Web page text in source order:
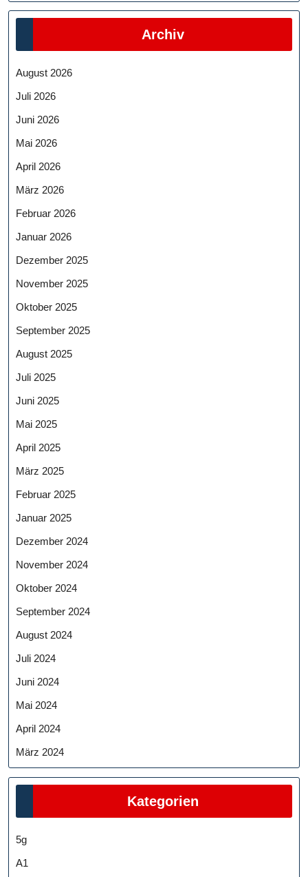
Archiv
August 2026
Juli 2026
Juni 2026
Mai 2026
April 2026
März 2026
Februar 2026
Januar 2026
Dezember 2025
November 2025
Oktober 2025
September 2025
August 2025
Juli 2025
Juni 2025
Mai 2025
April 2025
März 2025
Februar 2025
Januar 2025
Dezember 2024
November 2024
Oktober 2024
September 2024
August 2024
Juli 2024
Juni 2024
Mai 2024
April 2024
März 2024
Kategorien
5g
A1